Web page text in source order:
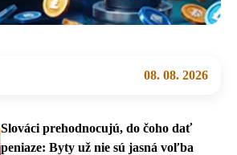
08. 08. 2026
Slováci prehodnocujú, do čoho dať
peniaze: Byty už nie sú jasná voľba